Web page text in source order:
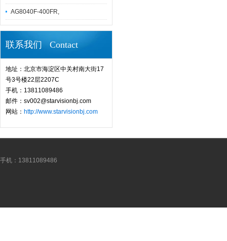
AG8040F-400FR,
联系我们 Contact
地址：北京市海淀区中关村南大街17
号3号楼22层2207C
手机：13811089486
邮件：sv002@starvisionbj.com
网站： http://www.starvisionbj.com
手机：13811089486